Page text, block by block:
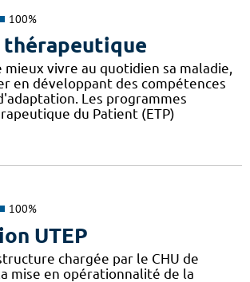
100%
thérapeutique
mieux vivre au quotidien sa maladie,
en développant des compétences
Les programmes
du Patient (ETP)
100%
UTEP
chargée par le CHU de
mise en opérationnalité de la